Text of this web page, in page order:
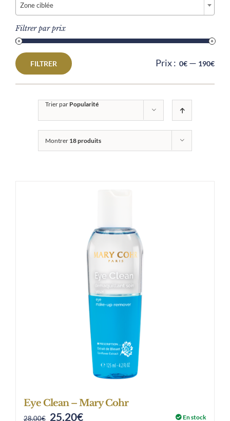
Trier par Popularité
Montrer 18 produits
Eye Clean – Mary Cohr
28,00€ Original
25,20€Current
En stock
Zone ciblée
Filtrer par prix
Prix
min
Prix
max
FILTRER Prix : 0€ — 190€